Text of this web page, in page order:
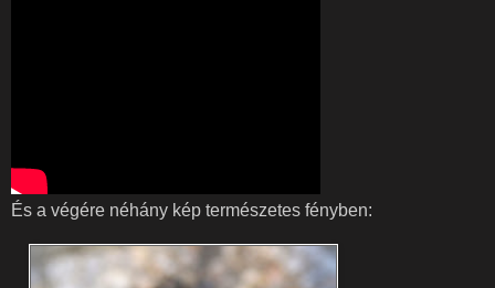
És a végére néhány kép természetes fényben: